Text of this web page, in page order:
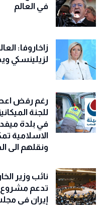
في العالم
زاخاروفا:
لزيلينسكي
رغم رفض
للجنة
في بلدة
الاسلامية
ونقلهم الى
نائب وزير
تدعم مشروع
إيران في